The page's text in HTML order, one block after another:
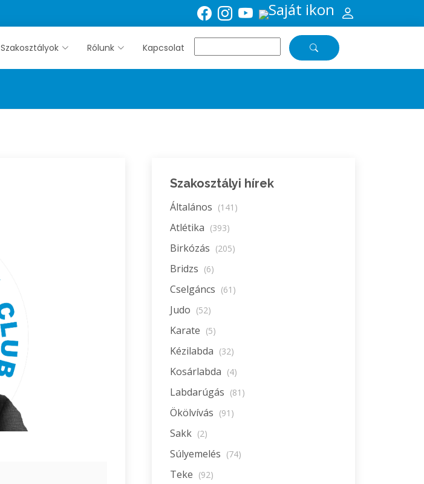
Szakosztályok Rólunk Kapcsolat
Szakosztályi hírek
Általános (141)
Atlétika (393)
Birkózás (205)
Bridzs (6)
Cselgáncs (61)
Judo (52)
Karate (5)
Kézilabda (32)
Kosárlabda (4)
Labdarúgás (81)
Ökölvívás (91)
Sakk (2)
Súlyemelés (74)
Teke (92)